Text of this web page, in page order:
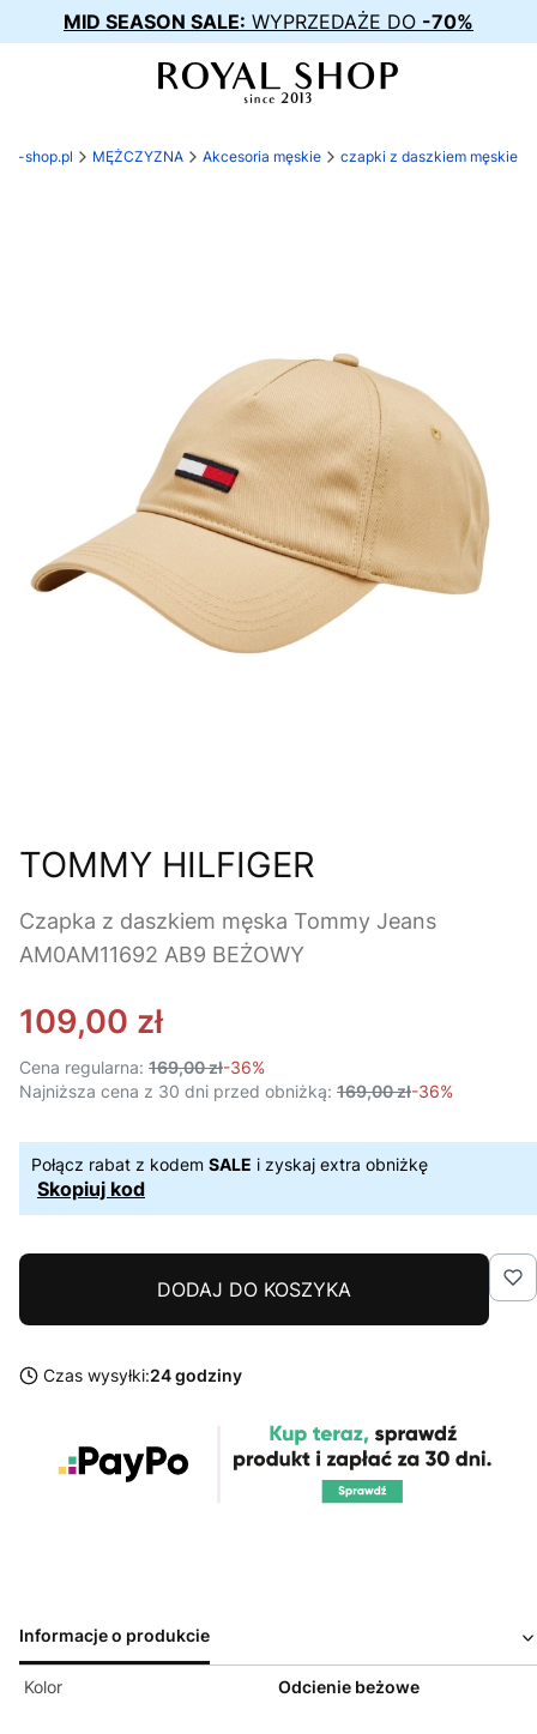
MID SEASON SALE: WYPRZEDAŻE DO -70%
shop.pl MĘŻCZYZNA Akcesoria męskie czapki z daszkiem męskie
TOMMY HILFIGER
Czapka z daszkiem męska Tommy Jeans
AM0AM11692 AB9 BEŻOWY
109,00 zł
Cena regularna: 169,00 zł-36%
Najniższa cena z 30 dni przed obniżką: 169,00 zł-36%
Połącz rabat z kodem SALE i zyskaj extra obniżkę
Skopiuj kod
DODAJ DO KOSZYKA
Czas wysyłki:24 godziny
Informacje o produkcie
Kolor Odcienie beżowe